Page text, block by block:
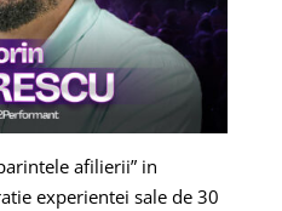
afilierii” in
experientei sale de 30